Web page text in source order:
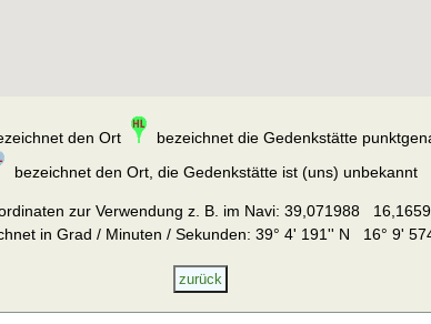
den Ort
bezeichnet die Gedenkstätte
bezeichnet den Ort, die Gedenkstätte ist (uns) unbekannt
zur Verwendung z. B. im Navi: 39,071988
in Grad / Minuten / Sekunden: 39° 4' 191'' N 16° 9'